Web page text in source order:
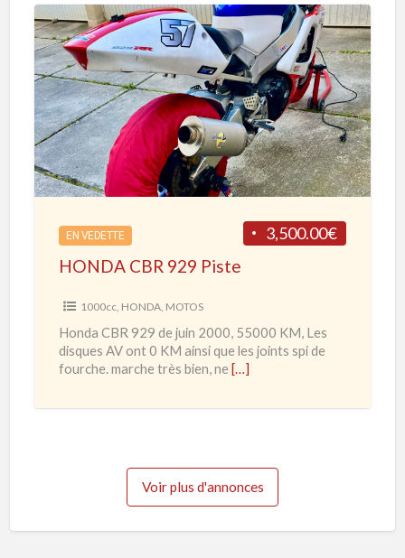
R
1
0
0
0
R
R
d
2
H
O
N
D
A
C
B
e
EN VEDETTE 3,500.00€
HONDA CBR 929 Piste
1000cc, HONDA, MOTOS
Honda CBR 929 de juin 2000, 55000 KM, Les
disques AV ont 0 KM ainsi que les joints spi de
fourche. marche très bien, ne […]
Voir plus d'annonces